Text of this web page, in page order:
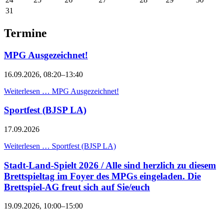
31
Termine
MPG Ausgezeichnet!
16.09.2026, 08:20–13:40
Weiterlesen … MPG Ausgezeichnet!
Sportfest (BJSP LA)
17.09.2026
Weiterlesen … Sportfest (BJSP LA)
Stadt-Land-Spielt 2026 / Alle sind herzlich zu diesem
Brettspieltag im Foyer des MPGs eingeladen. Die
Brettspiel-AG freut sich auf Sie/euch
19.09.2026, 10:00–15:00